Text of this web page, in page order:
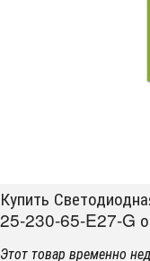
Купить
25-230-65-E27-G
Этот товар временно